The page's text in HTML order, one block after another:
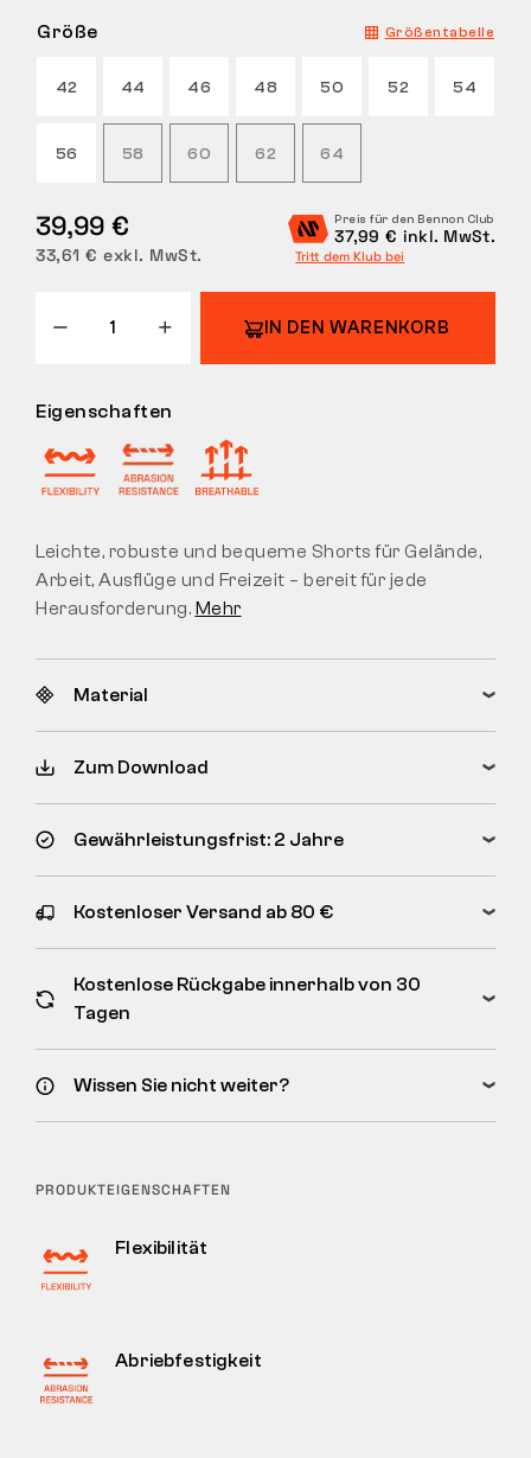
RÜCKGABE
Größe Größentabelle
42 44 46 48 50 52 54
56 58 60 62 64
39,99 €
33,61 € exkl. MwSt.
Preis für den Bennon Club
37,99 € inkl. MwSt.
Tritt dem Klub bei
IN DEN WARENKORB
Eigenschaften
Leichte, robuste und bequeme Shorts für Gelände,
Arbeit, Ausflüge und Freizeit – bereit für jede
Herausforderung. Mehr
Material
Zum Download
Gewährleistungsfrist: 2 Jahre
Kostenloser Versand ab 80 €
Kostenlose Rückgabe innerhalb von 30
Tagen
Wissen Sie nicht weiter?
PRODUKTEIGENSCHAFTEN
Flexibilität
Abriebfestigkeit